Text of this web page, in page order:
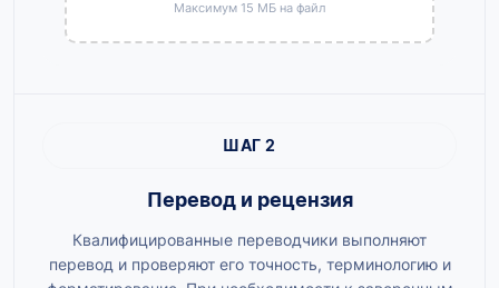
Максимум 15 МБ на файл
ШАГ 2
Перевод и рецензия
Квалифицированные переводчики выполняют
перевод и проверяют его точность, терминологию и